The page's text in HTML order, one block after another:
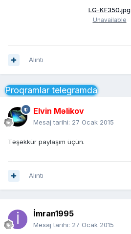
LG-KF350.jpg
Unavailable
Alıntı
Proqramlar telegramda
Elvin Məlikov
Mesaj tarihi: 27 Ocak 2015
Təşəkkür paylaşım üçün.
Alıntı
İmran1995
Mesaj tarihi: 27 Ocak 2015